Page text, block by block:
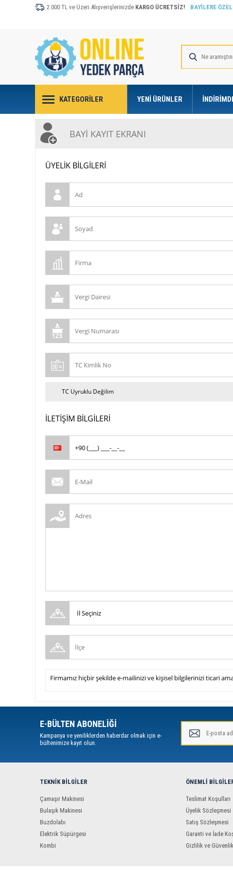
2.000 TL ve Üzeri Alışverişlerinizde KARGO ÜCRETSİZ! BAYİLERE
KATEGORILER YENI ÜRÜNLER
BAYI KAYIT EKRANI
ÜYELIK BILGILERI
TC Uyruklu Değilim
İLETIŞIM BILGILERI
Firmamız hiçbir şekilde e-mailinizi ve kişisel bilgilerinizi ticari
E-BÜLTEN ABONELİĞİ
Kampanya ve yeniliklerden haberdar olmak için e-
bültenimize kayıt olun.
TEKNIK BILGILER
Çamaşır Makinesi
Bulaşık Makinesi
Buzdolabı
Elektrik Süpürgesi
Kombi
ÖNEMLI
Teslimat Koşulları
Üyelik Sözleşmesi
Satış Sözleşmesi
Garanti ve İade
Gizlilik ve Güvenlik